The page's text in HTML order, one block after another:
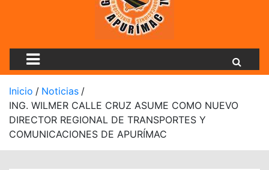
Dirección Regional De
Inicio
Noticias
ING. WILMER CALLE CRUZ ASUME COMO NUEVO
DIRECTOR REGIONAL DE TRANSPORTES Y
COMUNICACIONES DE APURÍMAC